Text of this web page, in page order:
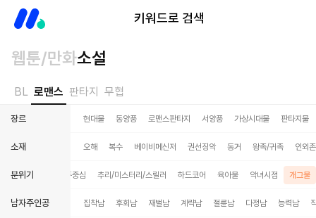
키워드로 검색
웹툰/만화소설
BL 로맨스 판타지 무협
장르 현대물 동양풍 로맨스판타지 서양풍 가상시대물 판타지물
소재 오해 복수 베이비메신저 권선징악 동거 왕족/귀족 인외
분위기
심 피폐물 여주중심 추리/미스터리/스릴러 하드코어 육아물 악녀시점 개그물
남자주인공 집착남 후회남 재벌남 계략남 절륜남 다정남 능력남